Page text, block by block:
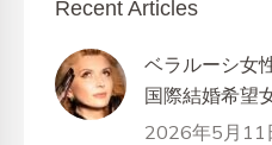
Recent Articles
ベラルーシ女
国際結婚希望
2026年5月11